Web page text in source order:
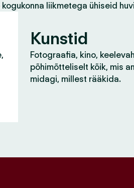
liikmetega ühiseid
Kunstid
Fotograafia, kino,
põhimõtteliselt kõik, mis
midagi, millest rääkida.